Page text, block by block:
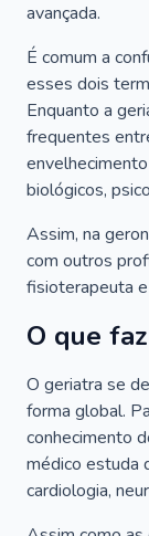
avançada.
É comum a
esses dois
Enquanto a
frequentes
biológicos,
Assim, na
com outros
fisioterapeuta
O que
O geriatra se
forma global.
conhecimento
médico estuda
cardiologia,